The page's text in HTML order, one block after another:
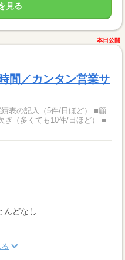
見る
本日公開
間／カンタン営業サ
表の記入（5件/日ほど） ■顧
ぎ（多くても10件/日ほど） ■
んどなし